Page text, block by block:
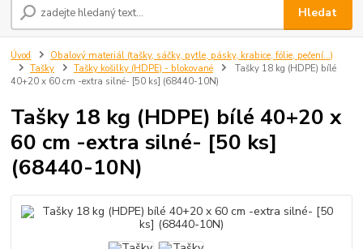
Hledat
Úvod
Obalový materiál (tašky, sáčky, pytle, pásky, krabice, fólie, pečení...)
Tašky
Tašky košilky (HDPE) - blokované
Tašky 18 kg (HDPE) bílé
40+20 x 60 cm -extra silné- [50 ks] (68440-10N)
Tašky 18 kg (HDPE) bílé 40+20 x
60 cm -extra silné- [50 ks]
(68440-10N)